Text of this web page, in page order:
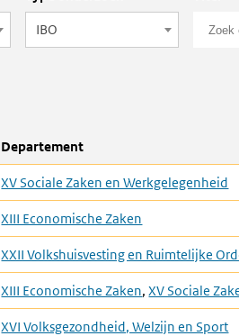
IBO
Departement
XV Sociale Zaken en Werkgelegenheid
XIII Economische Zaken
XXII Volkshuisvesting en Ruimtelijke
XIII Economische Zaken,XV Sociale
XVI Volksgezondheid, Welzijn en Sport